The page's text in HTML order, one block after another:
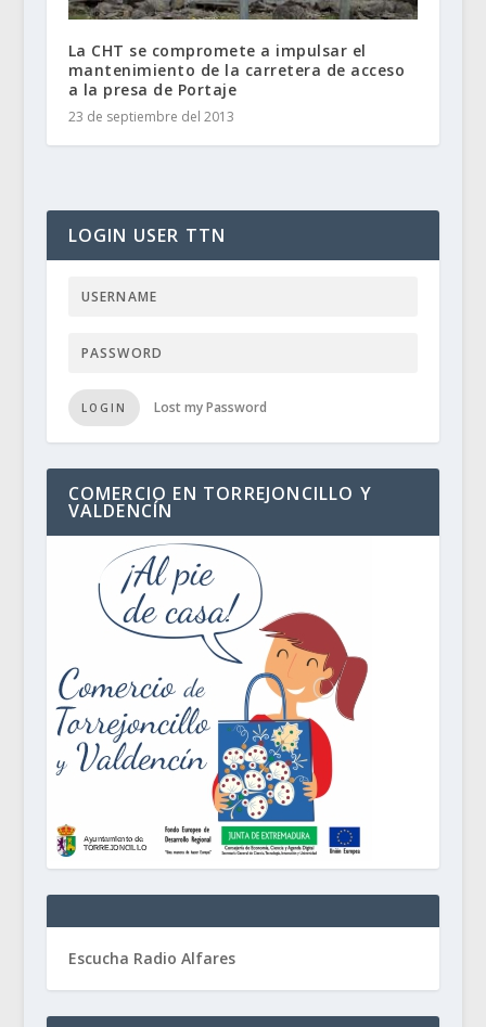
La CHT se compromete a impulsar el
mantenimiento de la carretera de acceso
a la presa de Portaje
23 de septiembre del 2013
LOGIN USER TTN
LOGIN Lost my Password
COMERCIO EN TORREJONCILLO Y
VALDENCÍN
Escucha Radio Alfares